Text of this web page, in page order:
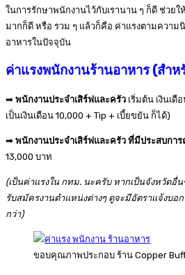
ในการรักษาพนักงานไว้กับเรานาน ๆ ก็ดี ช่วย
มากก็ดี หรือ รวม ๆ แล้วก็คือ ค่าแรงตามความ
อาหารในปัจจุบัน
ค่าแรงพนักงานร้านอาหาร (สำ
➡ พนักงานประจำเสิร์ฟและครัว เริ่มต้น เงินเดื
เป็นเงินเดือน 10,000 + Tip + เบี้ยขยัน ก็ได้)
➡ พนักงานประจำเสิร์ฟและครัว ที่มีประสบกา
13,000 บาท
(เป็นค่าแรงใน กทม. นะครับ หากเป็นจังหวัดอื่
รับสมัครงานตำแหน่งต่างๆ ดูจะมีอัตราแจ้งบอ
กว่า)
ขอบคุณภาพประกอบ ร้าน Copper